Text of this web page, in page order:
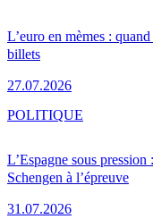
L’euro en mèmes :
billets
27.07.2026
L’Espagne sous
Schengen à l’épreuve
31.07.2026
POLITIQUE